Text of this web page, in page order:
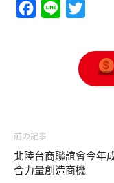
Facebook
Line
前の記事
北陸台商聯誼會今
合力量創造商機